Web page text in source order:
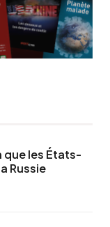
que les États-
Russie